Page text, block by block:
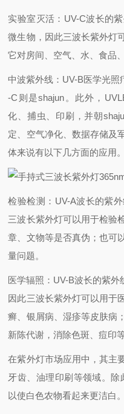
实验室灭活：UV-C波长的
微生物，因此三波长紫外灯
它对房间、空气、水、食品
中波紫外线：UV-B医学光
-C则是shajun。此外，
化、捕虫、印刷，并朝
定、空气净化、数据存储及
体来说有以下几方面的应用。
检验检测：UV-A波长的紫
三波长紫外灯可以用于检验
章、文物等是否真伪；也可
量问题。
医学辐照：UV-B波长的紫外
因此三波长紫外灯可以用于
癣、银屑病、湿疹等皮肤病
新陈代谢，消除色斑、痘印等
在紫外灯市场应用中，其主
牙齿、油理印刷等领域。
以使白色农物看起来更洁白。